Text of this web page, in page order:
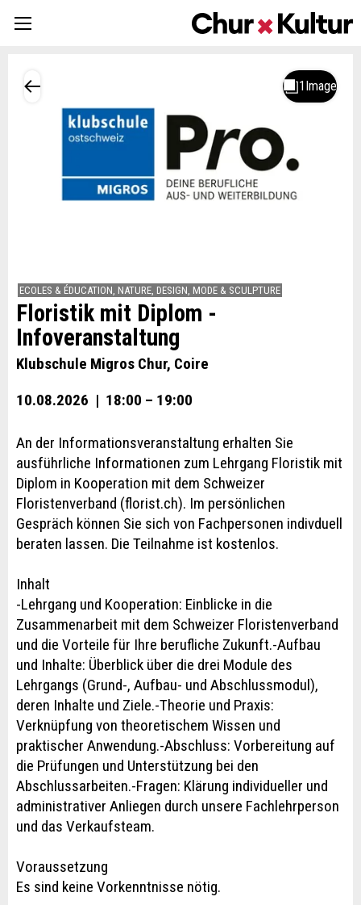
ECOLES & ÉDUCATION, NATURE, DESIGN, MODE & SCULPTURE
Floristik mit Diplom -
Infoveranstaltung
Klubschule Migros Chur, Coire
10.08.2026 | 18:00 – 19:00
An der Informationsveranstaltung erhalten Sie
ausführliche Informationen zum Lehrgang Floristik mit
Diplom in Kooperation mit dem Schweizer
Floristenverband (florist.ch). Im persönlichen
Gespräch können Sie sich von Fachpersonen indivduell
beraten lassen. Die Teilnahme ist kostenlos.
Inhalt
-Lehrgang und Kooperation: Einblicke in die
Zusammenarbeit mit dem Schweizer Floristenverband
und die Vorteile für Ihre berufliche Zukunft.-Aufbau
und Inhalte: Überblick über die drei Module des
Lehrgangs (Grund-, Aufbau- und Abschlussmodul),
deren Inhalte und Ziele.-Theorie und Praxis:
Verknüpfung von theoretischem Wissen und
praktischer Anwendung.-Abschluss: Vorbereitung auf
die Prüfungen und Unterstützung bei den
Abschlussarbeiten.-Fragen: Klärung individueller und
administrativer Anliegen durch unsere Fachlehrperson
und das Verkaufsteam.
Voraussetzung
Es sind keine Vorkenntnisse nötig.